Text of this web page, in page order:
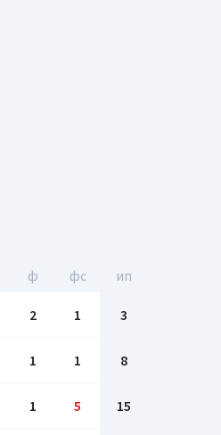
ф фс ип
2 1 3
1 1 8
1 5 15